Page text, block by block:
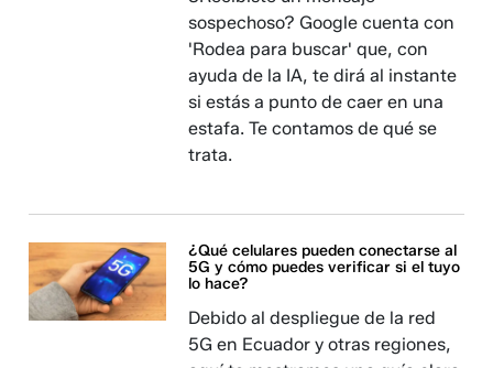
sospechoso? Google cuenta con
'Rodea para buscar' que, con
ayuda de la IA, te dirá al instante
si estás a punto de caer en una
estafa. Te contamos de qué se
trata.
¿Qué celulares pueden conectarse al
5G y cómo puedes verificar si el tuyo
lo hace?
Debido al despliegue de la red
5G en Ecuador y otras regiones,